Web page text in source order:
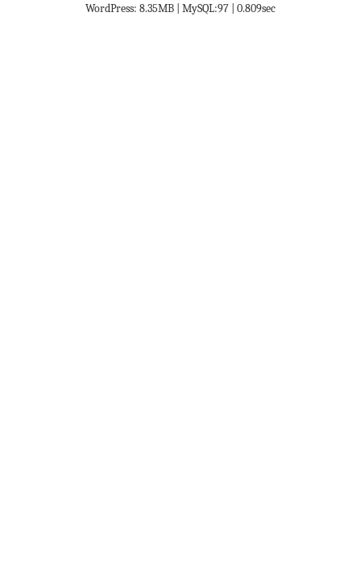
WordPress: 8.35MB | MySQL:97 | 0.809sec